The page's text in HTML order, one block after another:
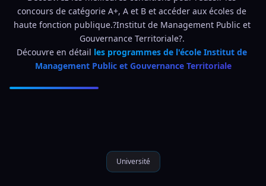
concours de catégorie A+, A et B et accéder aux écoles de
haute fonction publique.?Institut de Management Public et
Gouvernance Territoriale?.
Découvre en détail les programmes de l'école Institut de
Management Public et Gouvernance Territoriale
Université